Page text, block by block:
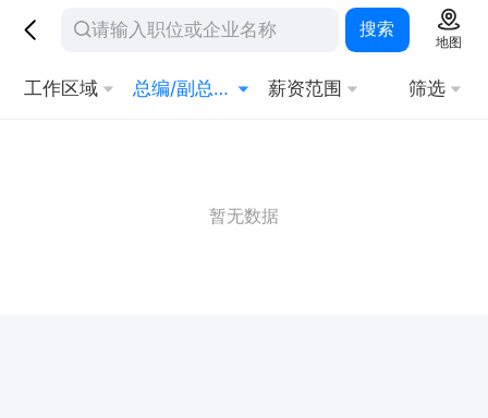
搜索
地图
工作区域 总编/副总编/主编 薪资范围 筛选
暂无数据